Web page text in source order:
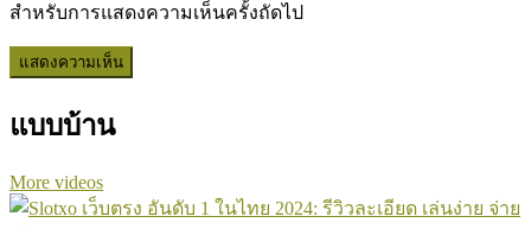
สำหรับการแสดงความเห็นครั้งถัดไป
แบบบ้าน
More videos